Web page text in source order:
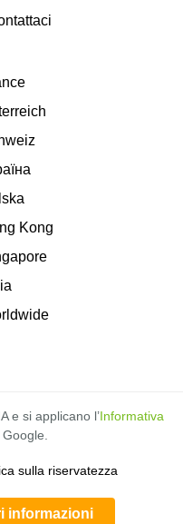
informazioni
Kong
e si applicano l’Informativa
sulla riservatezza